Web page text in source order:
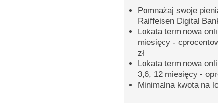
Pomnażaj swoje
Raiffeisen Digital
Lokata terminowa
miesięcy -
zł
Lokata terminowa
3,6, 12 miesięcy -
Minimalna kwota na